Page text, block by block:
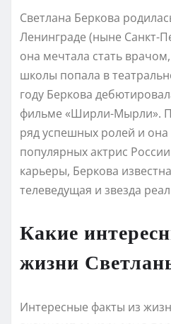
Светлана Беркова
Ленинграде (ныне Санкт-
она мечтала стать
школы попала в
году Беркова
фильме «Ширли-Мырли».
ряд успешных ролей и
популярных актрис
карьеры, Беркова
телеведущая и звезда
Какие
жизни
Интересные факты из